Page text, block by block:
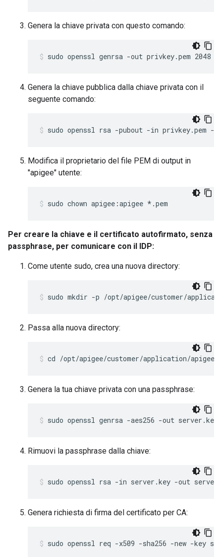
Genera la chiave privata con questo comando:
sudo openssl genrsa -out privkey.pem 2048
Genera la chiave pubblica dalla chiave privata con il
seguente comando:
sudo openssl rsa -pubout -in privkey.pem -
Modifica il proprietario del file PEM di output in
"apigee" utente:
sudo chown apigee:apigee *.pem
Per creare la chiave e il certificato autofirmato, senza
passphrase, per comunicare con il IDP:
Come utente sudo, crea una nuova directory:
sudo mkdir -p /opt/apigee/customer/
Passa alla nuova directory:
cd /opt/apigee/customer/application/apigee-
Genera la tua chiave privata con una passphrase:
sudo openssl genrsa -aes256 -out server.key
Rimuovi la passphrase dalla chiave:
sudo openssl rsa -in server.key -out
Genera richiesta di firma del certificato per CA:
sudo openssl req -x509 -sha256 -new -key